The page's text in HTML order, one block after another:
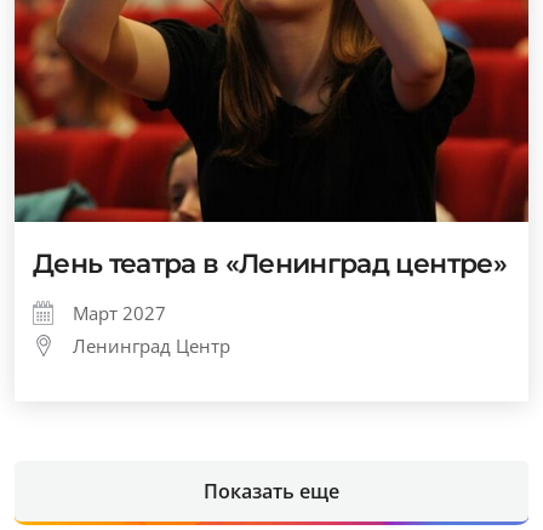
День театра в «Ленинград центре»
Март 2027
Ленинград Центр
Показать еще